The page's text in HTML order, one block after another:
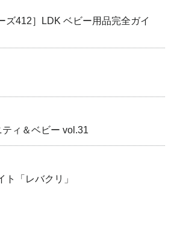
ズ412］LDK ベビー用品完全ガイ
ィ＆ベビー vol.31
ト「レバクリ」